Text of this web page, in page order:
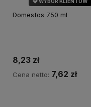
Domestos 750 ml
8,23 zł
Cena netto: 7,62 zł